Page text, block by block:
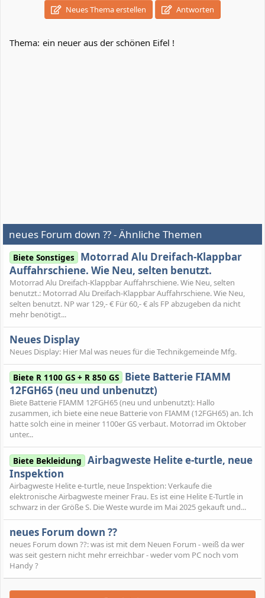
Neues Thema erstellen Antworten
Thema: ein neuer aus der schönen Eifel !
neues Forum down ?? - Ähnliche Themen
Biete Sonstiges Motorrad Alu Dreifach-Klappbar
Auffahrschiene. Wie Neu, selten benutzt.
Motorrad Alu Dreifach-Klappbar Auffahrschiene. Wie Neu, selten
benutzt.: Motorrad Alu Dreifach-Klappbar Auffahrschiene. Wie Neu,
selten benutzt. NP war 129,- € Für 60,- € als FP abzugeben da nicht
mehr benötigt...
Neues Display
Neues Display: Hier Mal was neues für die Technikgemeinde Mfg.
Biete R 1100 GS + R 850 GS Biete Batterie FIAMM
12FGH65 (neu und unbenutzt)
Biete Batterie FIAMM 12FGH65 (neu und unbenutzt): Hallo
zusammen, ich biete eine neue Batterie von FIAMM (12FGH65) an. Ich
hatte solch eine in meiner 1100er GS verbaut. Motorrad im Oktober
unter...
Biete Bekleidung Airbagweste Helite e-turtle, neue
Inspektion
Airbagweste Helite e-turtle, neue Inspektion: Verkaufe die
elektronische Airbagweste meiner Frau. Es ist eine Helite E-Turtle in
schwarz in der Größe S. Die Weste wurde im Mai 2025 gekauft und...
neues Forum down ??
neues Forum down ??: was ist mit dem Neuen Forum - weiß da wer
was seit gestern nicht mehr erreichbar - weder vom PC noch vom
Handy ?